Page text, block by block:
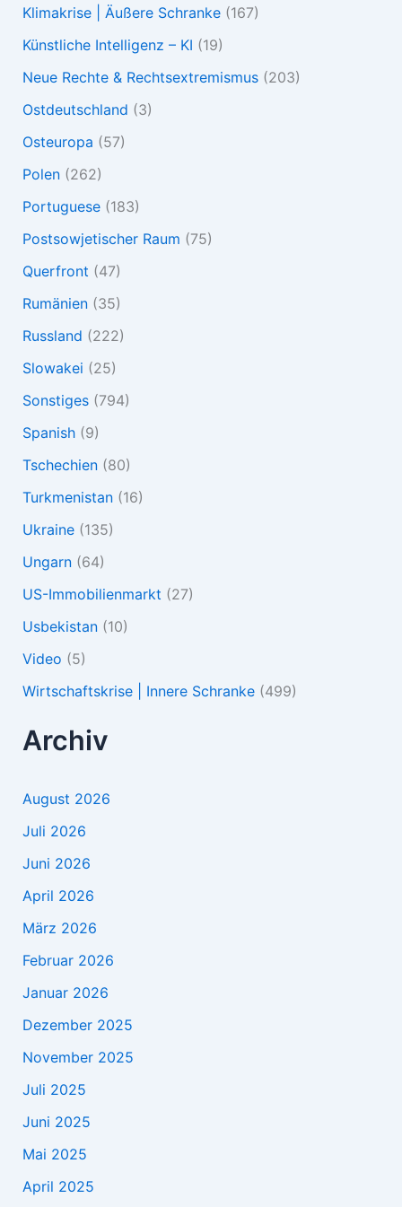
Klimakrise | Äußere Schranke(167)
Künstliche Intelligenz – KI (19)
Neue Rechte & Rechtsextremismus(203)
Ostdeutschland (3)
Osteuropa (57)
Polen(262)
Portuguese(183)
Postsowjetischer Raum (75)
Querfront (47)
Rumänien(35)
Russland (222)
Slowakei (25)
Sonstiges(794)
Spanish(9)
Tschechien(80)
Turkmenistan(16)
Ukraine(135)
Ungarn(64)
US-Immobilienmarkt (27)
Usbekistan(10)
Video (5)
Wirtschaftskrise | Innere Schranke(499)
Archiv
August 2026
Juli 2026
Juni 2026
April 2026
März 2026
Februar 2026
Januar 2026
Dezember 2025
November 2025
Juli 2025
Juni 2025
Mai 2025
April 2025